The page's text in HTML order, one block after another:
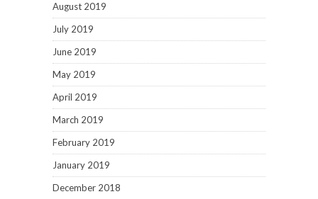
August 2019
July 2019
June 2019
May 2019
April 2019
March 2019
February 2019
January 2019
December 2018